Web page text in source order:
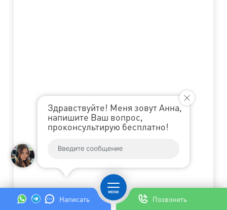
Написать Позвонить
Здравствуйте! Меня зовут Анна,
напишите Ваш вопрос,
проконсультирую бесплатно!